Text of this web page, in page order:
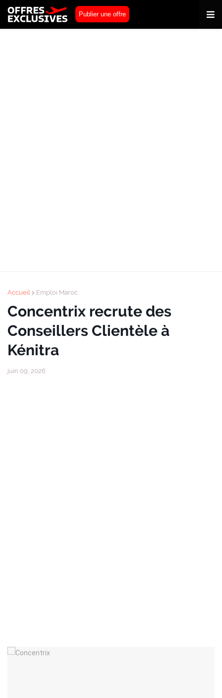
Publier une offre
Accueil Emploi Maroc
Concentrix recrute des
Conseillers Clientèle à
Kénitra
juin 09, 2026